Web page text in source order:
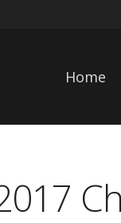
Home